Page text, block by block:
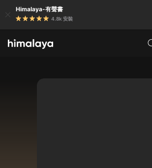
Himalaya-有聲書
4.8k 安裝